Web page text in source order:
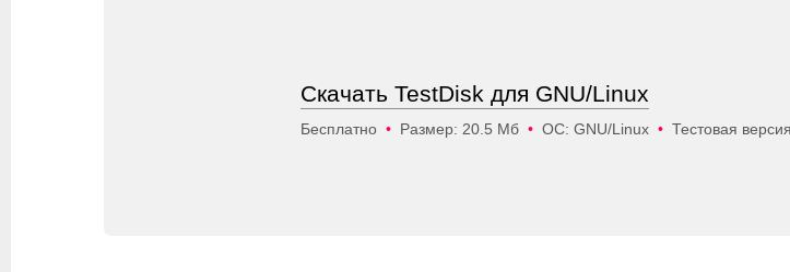
Скачать TestDisk для GNU/Linux
Бесплатно • Размер: 20.5 Мб • ОС: GNU/Linux • Тестовая версия